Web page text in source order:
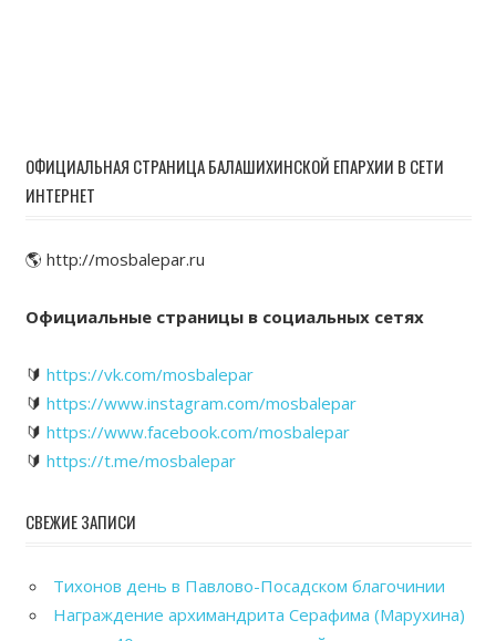
ОФИЦИАЛЬНАЯ СТРАНИЦА БАЛАШИХИНСКОЙ ЕПАРХИИ В СЕТИ
ИНТЕРНЕТ
🌎 http://mosbalepar.ru
Официальные страницы в социальных сетях
🔰 https://vk.com/mosbalepar
🔰 https://www.instagram.com/mosbalepar
🔰 https://www.facebook.com/mosbalepar
🔰 https://t.me/mosbalepar
СВЕЖИЕ ЗАПИСИ
Тихонов день в Павлово-Посадском благочинии
Награждение архимандрита Серафима (Марухина)